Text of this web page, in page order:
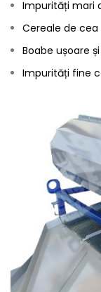
Impurități mari
Cereale de
Boabe ușoare
Impurități fine